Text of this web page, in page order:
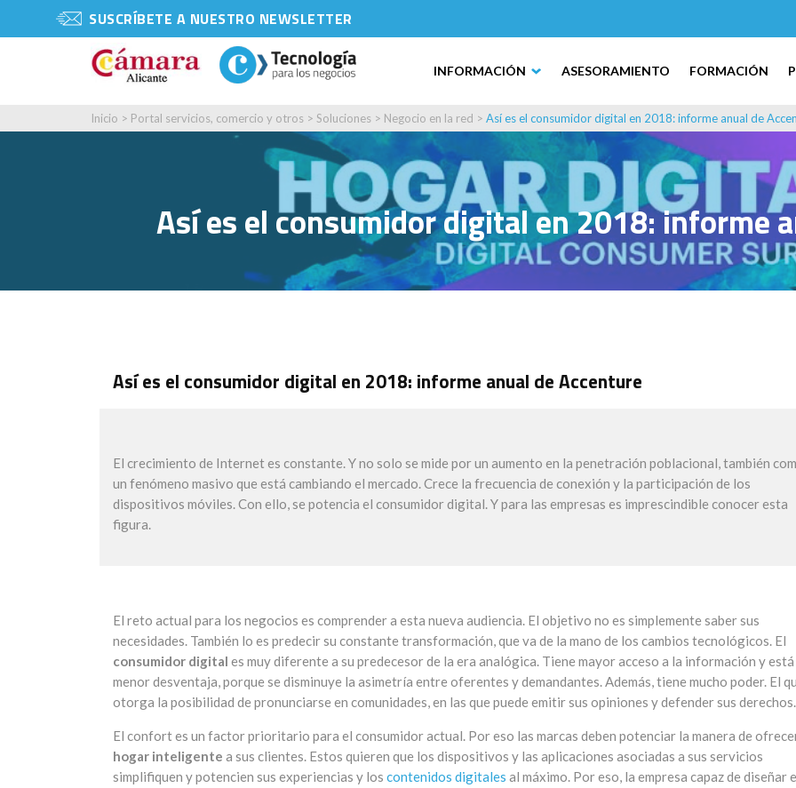
SUSCRÍBETE A NUESTRO NEWSLETTER
INFORMACIÓN ASESORAMIENTO FORMACIÓN
Inicio > Portal servicios, comercio y otros > Soluciones > Negocio en la red > Así es el consumidor digital en 2018: informe anual de
Así es el consumidor digital en 2018: informe
Así es el consumidor digital en 2018: informe anual de Accenture
El crecimiento de Internet es constante. Y no solo se mide por un aumento en la penetración poblacional, también
un fenómeno masivo que está cambiando el mercado. Crece la frecuencia de conexión y la participación de los
dispositivos móviles. Con ello, se potencia el consumidor digital. Y para las empresas es imprescindible conocer esta
figura.
El reto actual para los negocios es comprender a esta nueva audiencia. El objetivo no es simplemente saber sus
necesidades. También lo es predecir su constante transformación, que va de la mano de los cambios tecnológicos. El
consumidor digital es muy diferente a su predecesor de la era analógica. Tiene mayor acceso a la información y está
menor desventaja, porque se disminuye la asimetría entre oferentes y demandantes. Además, tiene mucho poder. El
otorga la posibilidad de pronunciarse en comunidades, en las que puede emitir sus opiniones y defender sus derechos.
El confort es un factor prioritario para el consumidor actual. Por eso las marcas deben potenciar la manera de
hogar inteligente a sus clientes. Estos quieren que los dispositivos y las aplicaciones asociadas a sus servicios
simplifiquen y potencien sus experiencias y los contenidos digitales al máximo. Por eso, la empresa capaz de diseñar